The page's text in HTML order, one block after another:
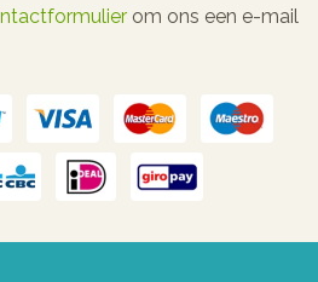
om ons een e-mail